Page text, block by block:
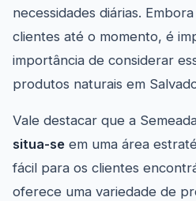
necessidades diárias.
clientes até o momento, é
importância de considerar
produtos naturais em
Vale destacar que a
situa-se em uma área
fácil para os clientes
oferece uma variedade de